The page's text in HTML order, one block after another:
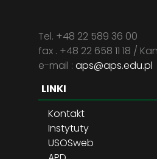
Tel. +48 22 589 36 00
fax . +48 22 658 11 18 /
e-mail : aps@aps.edu.pl
LINKI
Kontakt
Instytuty
USOSweb